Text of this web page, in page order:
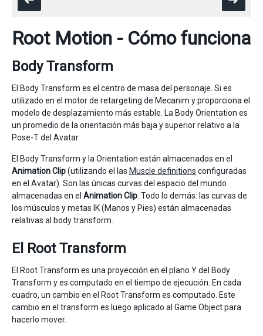
Root Motion - Cómo funciona
Body Transform
El Body Transform es el centro de masa del personaje. Si es
utilizado en el motor de retargeting de Mecanim y proporciona el
modelo de desplazamiento más estable. La Body Orientation es
un promedio de la orientación más baja y superior relativo a la
Pose-T del Avatar.
El Body Transform y la Orientation están almacenados en el
Animation Clip(utilizando el las Muscle definitions configuradas
en el Avatar). Son las únicas curvas del espacio del mundo
almacenadas en el Animation Clip . Todo lo demás: las curvas de
los músculos y metas IK (Manos y Pies) están almacenadas
relativas al body transform.
El Root Transform
El Root Transform es una proyección en el plano Y del Body
Transform y es computado en el tiempo de ejecución. En cada
cuadro, un cambio en el Root Transform es computado. Este
cambio en el transform es luego aplicado al Game Object para
hacerlo mover.